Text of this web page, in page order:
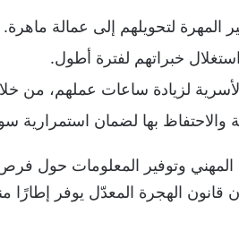
المهرة لتحويلهم إلى عمالة ماهرة.
خبراتهم لفترة أطول.
لزيادة ساعات عملهم، من
والاحتفاظ بها لضمان استمرارية
المهني وتوفير المعلومات حول
الهجرة المعدّل يوفر إطارًا